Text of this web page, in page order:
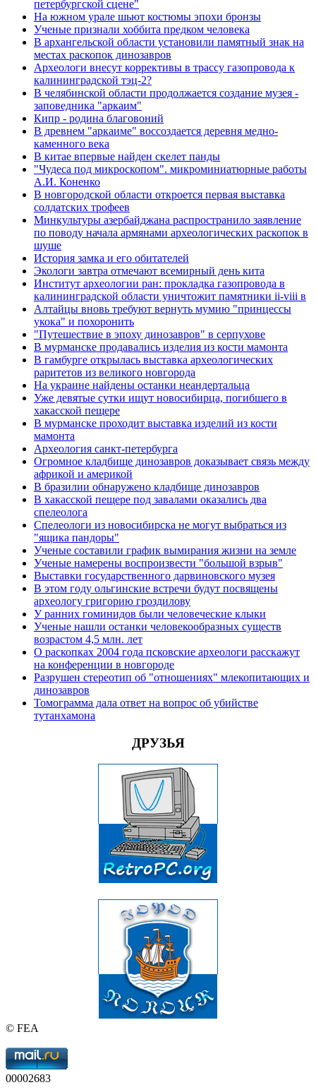
петербургской сцене"
На южном урале шьют костюмы эпохи бронзы
Ученые признали хоббита предком человека
В архангельской области установили памятный знак на
местах раскопок динозавров
Археологи внесут коррективы в трассу газопровода к
калининградской тэц-2?
В челябинской области продолжается создание музея -
заповедника "аркаим"
Кипр - родина благовоний
В древнем "аркаиме" воссоздается деревня медно-
каменного века
В китае впервые найден скелет панды
"Чудеса под микроскопом". микроминиатюрные работы
А.И. Коненко
В новгородской области откроется первая выставка
солдатских трофеев
Минкультуры азеpбайджана распространило заявление
по поводу начала аpмянами археологических раскопок в
шуше
История замка и его обитателей
Экологи завтра отмечают всемирный день кита
Институт археологии ран: прокладка газопровода в
калининградской области уничтожит памятники ii-viii в
Алтайцы вновь требуют вернуть мумию "принцессы
укока" и похоронить
"Путешествие в эпоху динозавров" в серпухове
В мурманске продавались изделия из кости мамонта
В гамбурге открылась выставка археологических
раритетов из великого новгорода
На украине найдены останки неандертальца
Уже девятые сутки ищут новосибирца, погибшего в
хакасской пещере
В мурманске проходит выставка изделий из кости
мамонта
Археология санкт-петербурга
Огромное кладбище динозавров доказывает связь между
африкой и америкой
В бразилии обнаружено кладбище динозавров
В хакасской пещере под завалами оказались два
спелеолога
Спелеологи из новосибирска не могут выбраться из
"ящика пандоры"
Ученые составили график вымирания жизни на земле
Ученые намерены воспроизвести "большой взрыв"
Выставки государственного дарвиновского музея
В этом году ольгинские встречи будут посвящены
археологу григорию гроздилову
У ранних гоминидов были человеческие клыки
Ученые нашли останки человекообразных существ
возрастом 4,5 млн. лет
О раскопках 2004 года псковские археологи расскажут
на конференции в новгороде
Разрушен стереотип об "отношениях" млекопитающих и
динозавров
Томограмма дала ответ на вопрос об убийстве
тутанхамона
ДРУЗЬЯ
© FEA
00002683